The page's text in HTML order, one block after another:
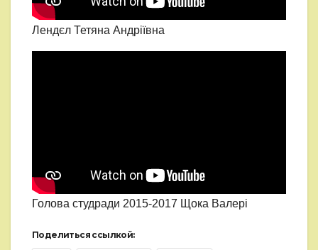
Лендєл Тетяна Андріївна
Голова студради 2015-2017 Щока Валері
Поделиться ссылкой: